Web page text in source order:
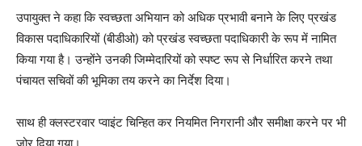
उपायुक्त ने कहा कि स्वच्छता अभियान को अधिक प्रभावी बनाने के लिए प्रखंड
विकास पदाधिकारियों (बीडीओ) को प्रखंड स्वच्छता पदाधिकारी के रूप में नामित
किया गया है। उन्होंने उनकी जिम्मेदारियों को स्पष्ट रूप से निर्धारित करने तथा
पंचायत सचिवों की भूमिका तय करने का निर्देश दिया।
साथ ही क्लस्टरवार प्वाइंट चिन्हित कर नियमित निगरानी और समीक्षा करने पर भी